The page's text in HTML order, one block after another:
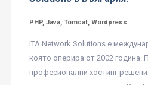
PHP, Java, Tomcat, Wordpress
ITA Network Solutions е
която оперира от 2002 година.
професионални хостинг